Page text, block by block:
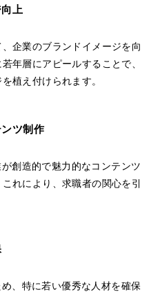
上
企業のブランドイメージを向
年層にアピールすることで、
植え付けられます。
ツ制作
創造的で魅力的なコンテンツ
れにより、求職者の関心を引
、特に若い優秀な人材を確保